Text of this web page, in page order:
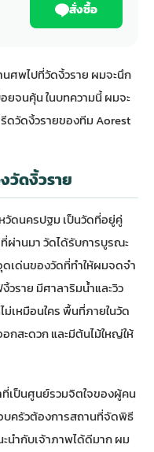
สั่งซื้อ
นศพไปที่วัดงิ้วราย ผมจะนึก
ยจนคุ้น ในบทความนี้ ผมจะ
ดวัดงิ้วรายของทีม Aorest
วัดงิ้วราย
วัดนครปฐม เป็นวัดที่อยู่คู่
ผ่านมา วัดได้รับการบูรณะ
เด่นของวัดที่ทำให้ผมจดจำ
ราย มีศาลาริมน้ำและวิว
ม่เหมือนใคร พื้นที่ภายในวัด
กสะดวก และมีต้นไม้ใหญ่ให้
เป็นศูนย์รวมจิตใจของผู้คน
บครัวต้องการสถานที่จัดพิธี
ะนำกับเจ้าภาพได้ดีมาก ผม